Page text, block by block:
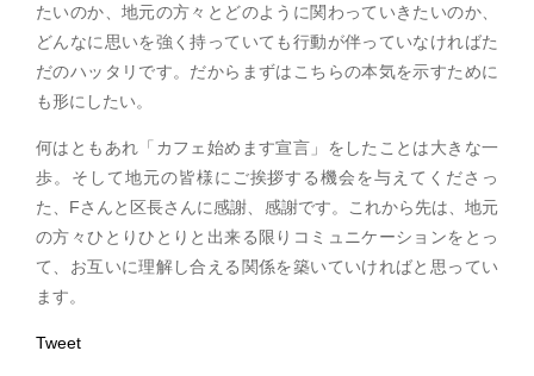
たいのか、地元の方々とどのように関わっていきたいのか、
どんなに思いを強く持っていても行動が伴っていなければた
だのハッタリです。だからまずはこちらの本気を示すために
も形にしたい。
何はともあれ「カフェ始めます宣言」をしたことは大きな一
歩。そして地元の皆様にご挨拶する機会を与えてくださっ
た、Fさんと区長さんに感謝、感謝です。これから先は、地元
の方々ひとりひとりと出来る限りコミュニケーションをとっ
て、お互いに理解し合える関係を築いていければと思ってい
ます。
Tweet